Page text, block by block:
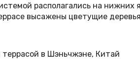
располагались на
высажены цветущие